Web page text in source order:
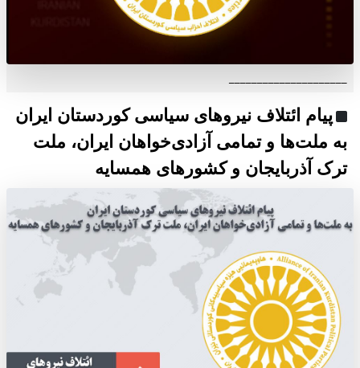
پیام ائتلاف نیروهای سیاسی کوردستان ایران
به ملت‌ها و تمامی آزادی‌خواهان ایران، ملت
ترک آذربایجان و کشورهای همسایه